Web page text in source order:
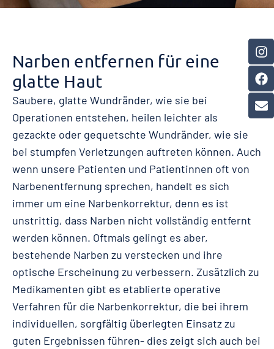
Narben entfernen für eine
glatte Haut
Saubere, glatte Wundränder, wie sie bei
Operationen entstehen, heilen leichter als
gezackte oder gequetschte Wundränder, wie sie
bei stumpfen Verletzungen auftreten können. Auch
wenn unsere Patienten und Patientinnen oft von
Narbenentfernung sprechen, handelt es sich
immer um eine Narbenkorrektur, denn es ist
unstrittig, dass Narben nicht vollständig entfernt
werden können. Oftmals gelingt es aber,
bestehende Narben zu verstecken und ihre
optische Erscheinung zu verbessern. Zusätzlich zu
Medikamenten gibt es etablierte operative
Verfahren für die Narbenkorrektur, die bei ihrem
individuellen, sorgfältig überlegten Einsatz zu
guten Ergebnissen führen- dies zeigt sich auch bei